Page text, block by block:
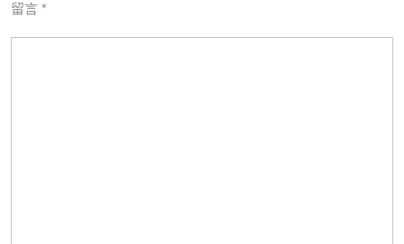
留言 *